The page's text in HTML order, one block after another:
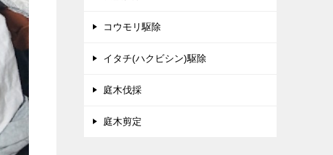
コウモリ駆除
イタチ(ハクビシン)駆除
庭木伐採
庭木剪定